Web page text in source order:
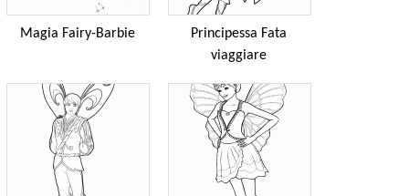
Magia Fairy-Barbie
Principessa Fata
viaggiare